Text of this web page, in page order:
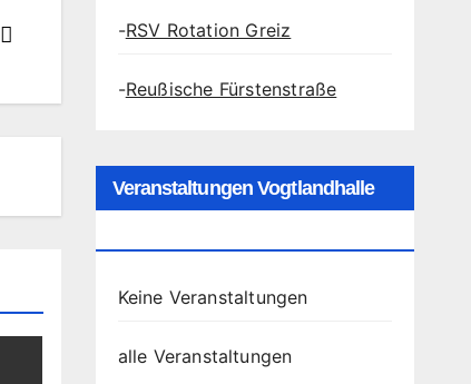
-RSV Rotation Greiz
-Reußische Fürstenstraße
Veranstaltungen Vogtlandhalle
Keine Veranstaltungen
alle Veranstaltungen